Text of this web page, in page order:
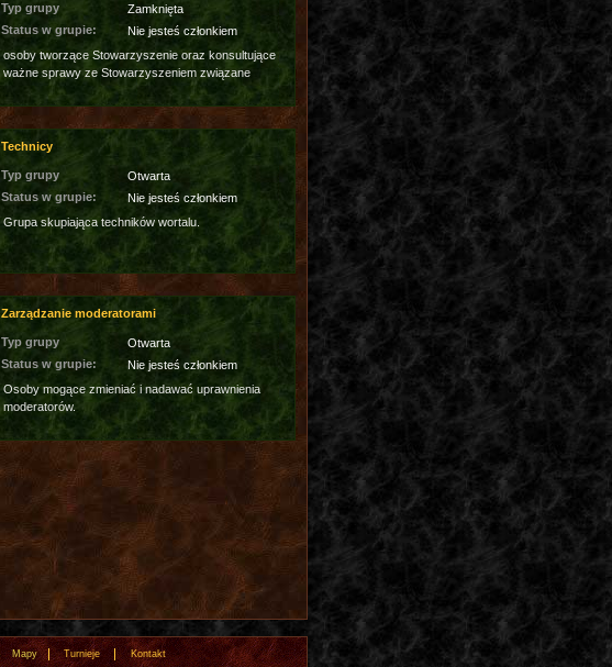
Typ grupy
Zamknięta
Status w grupie:
Nie jesteś członkiem
osoby tworzące Stowarzyszenie oraz konsultujące
ważne sprawy ze Stowarzyszeniem związane
Technicy
Typ grupy
Otwarta
Status w grupie:
Nie jesteś członkiem
Grupa skupiająca techników wortalu.
Zarządzanie moderatorami
Typ grupy
Otwarta
Status w grupie:
Nie jesteś członkiem
Osoby mogące zmieniać i nadawać uprawnienia
moderatorów.
Mapy Turnieje Kontakt